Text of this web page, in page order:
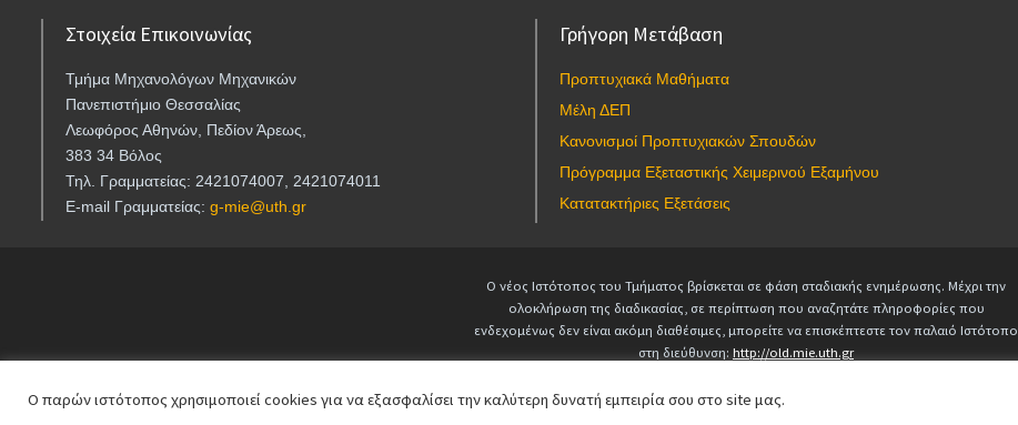
Στοιχεία Επικοινωνίας
Τμήμα Μηχανολόγων Μηχανικών
Πανεπιστήμιο Θεσσαλίας
Λεωφόρος Αθηνών, Πεδίον Άρεως,
383 34 Βόλος
Τηλ. Γραμματείας: 2421074007, 2421074011
E-mail Γραμματείας: g-mie@uth.gr
Γρήγορη Μετάβαση
Προπτυχιακά Μαθήματα
Μέλη ΔΕΠ
Κανονισμοί Προπτυχιακών Σπουδών
Πρόγραμμα Εξεταστικής Χειμερινού Εξαμήνου
Κατατακτήριες Εξετάσεις
Ο νέος Ιστότοπος του Τμήματος βρίσκεται σε φάση σταδιακής ενημέρωσης. Μέχρι την
ολοκλήρωση της διαδικασίας, σε περίπτωση που αναζητάτε πληροφορίες που
ενδεχομένως δεν είναι ακόμη διαθέσιμες, μπορείτε να επισκέπτεστε τον παλαιό Ιστότοπο
στη διεύθυνση: http://old.mie.uth.gr
webmaster-mie@uth.gr
Ο παρών ιστότοπος χρησιμοποιεί cookies για να εξασφαλίσει την καλύτερη δυνατή εμπειρία σου στο site μας.